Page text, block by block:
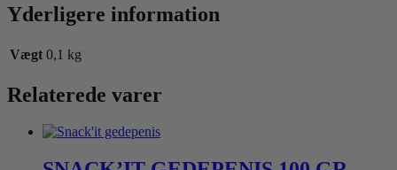
Yderligere information
Vægt 0,1 kg
Relaterede varer